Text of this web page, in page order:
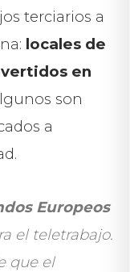
terciarios a
locales de
en
son
a
Europeos
el teletrabajo.
que el